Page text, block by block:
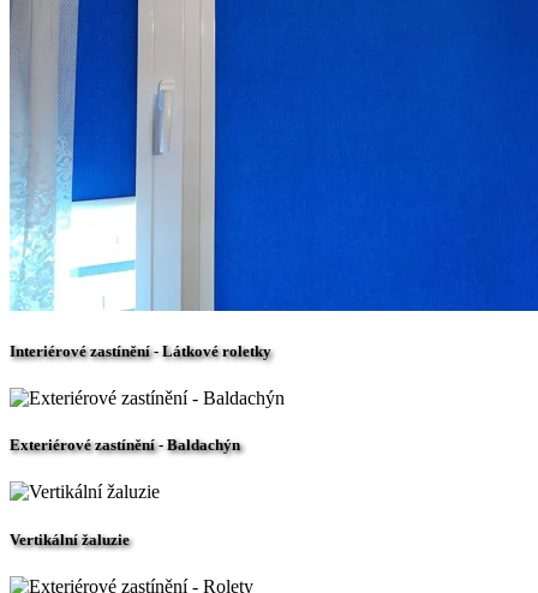
Interiérové zastínění - Látkové roletky
Exteriérové zastínění - Baldachýn
Vertikální žaluzie